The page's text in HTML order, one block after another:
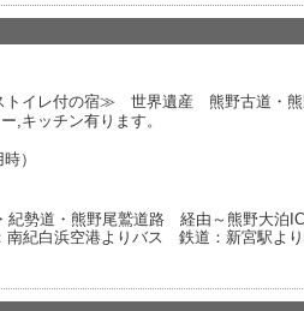
イレ付の宿≫ 世界遺産 熊野古道・熊
,キッチン有ります。
）
紀勢道・熊野尾鷲道路 経由～熊野大泊
南紀白浜空港よりバス 鉄道：新宮駅よ